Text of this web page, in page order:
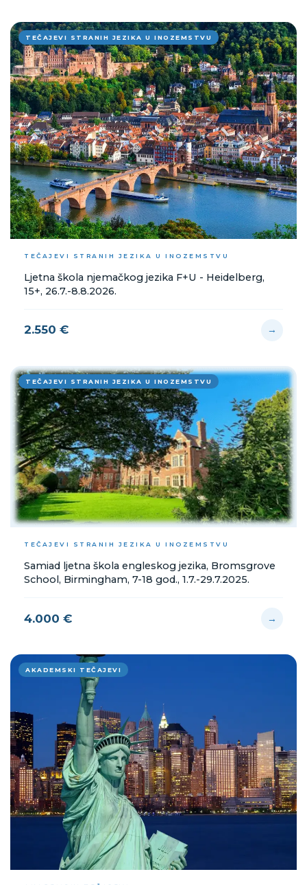
TEČAJEVI STRANIH JEZIKA U INOZEMSTVU
TEČAJEVI STRANIH JEZIKA U INOZEMSTVU
Ljetna škola njemačkog jezika F+U - Heidelberg,
15+, 26.7.-8.8.2026.
2.550 € →
TEČAJEVI STRANIH JEZIKA U INOZEMSTVU
TEČAJEVI STRANIH JEZIKA U INOZEMSTVU
Samiad ljetna škola engleskog jezika, Bromsgrove
School, Birmingham, 7-18 god., 1.7.-29.7.2025.
4.000 € →
AKADEMSKI TEČAJEVI